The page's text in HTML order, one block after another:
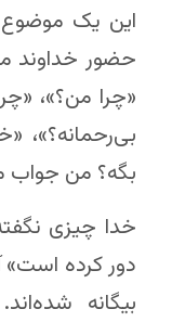
این یک
حضور خداوند
«چرا من؟»،
بی‌رحمانه؟»،
بگه؟ من جواب
خدا چیزی
بیگانه